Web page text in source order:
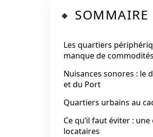
SOMMAIRE
Les quartiers
manque de commodités
Nuisances sonores : le
et du Port
Quartiers urbains au
Ce qu’il faut éviter :
locataires